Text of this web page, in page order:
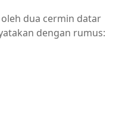
dua cermin datar
dengan rumus: